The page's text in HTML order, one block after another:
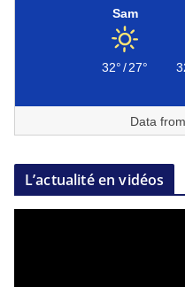
Sam
32°/27°
Data from
L’actualité en vidéos